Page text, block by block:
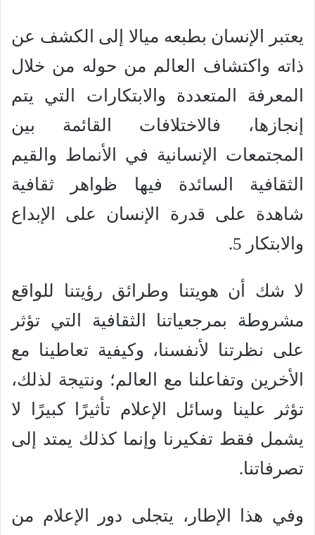
يعتبر الإنسان بطبعه ميالا إلى الكشف عن
ذاته واكتشاف العالم من حوله من خلال
المعرفة المتعددة والابتكارات التي يتم
إنجازها، فالاختلافات القائمة بين
المجتمعات الإنسانية في الأنماط والقيم
الثقافية السائدة فيها ظواهر ثقافية
شاهدة على قدرة الإنسان على الإبداع
والابتكار 5.
لا شك أن هويتنا وطرائق رؤيتنا للواقع
مشروطة بمرجعياتنا الثقافية التي تؤثر
على نظرتنا لأنفسنا، وكيفية تعاطينا مع
الأخرين وتفاعلنا مع العالم؛ ونتيجة لذلك،
تؤثر علينا وسائل الإعلام تأثيرًا كبيرًا لا
يشمل فقط تفكيرنا وإنما كذلك يمتد إلى
تصرفاتنا.
وفي هذا الإطار، يتجلى دور الإعلام من